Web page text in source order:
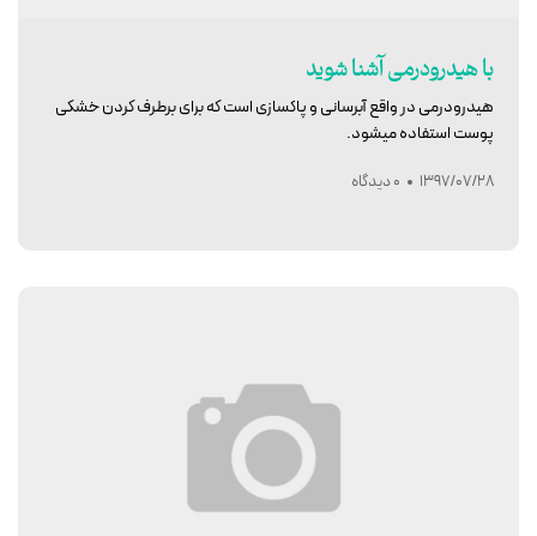
با هیدرودرمی آشنا شوید
هیدرودرمی در واقع آبرسانی و پاکسازی است که برای برطرف کردن خشکی
پوست استفاده میشود.
1397/07/28 0 دیدگاه